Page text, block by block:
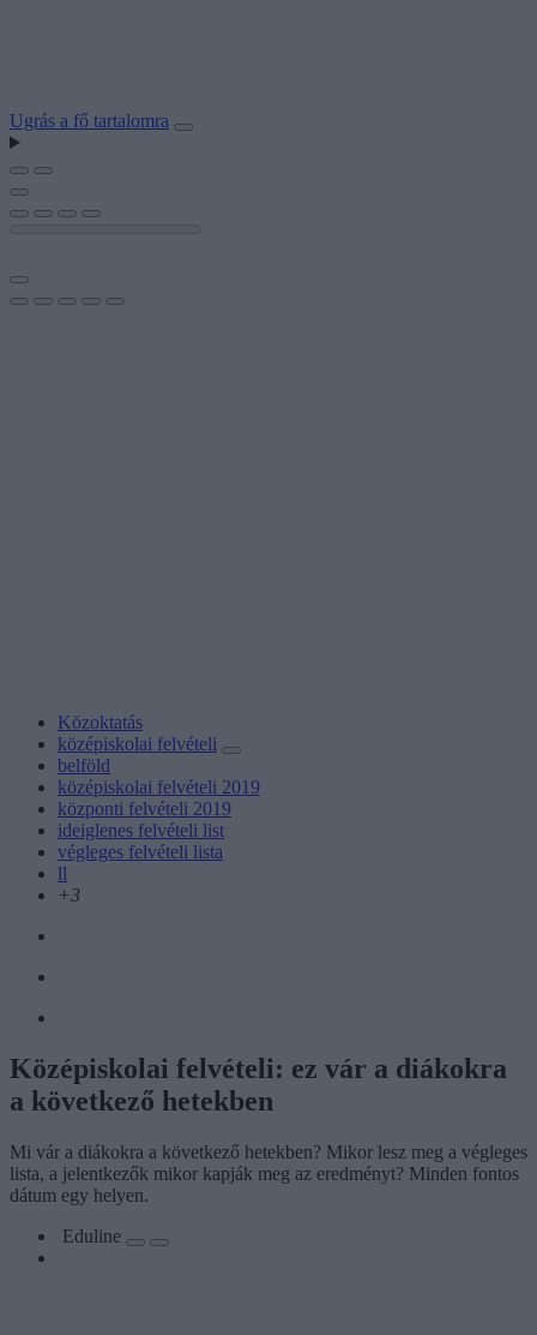
Ugrás a fő tartalomra
Közoktatás
középiskolai felvételi
belföld
középiskolai felvételi 2019
központi felvételi 2019
ideiglenes felvételi list
végleges felvételi lista
ll
+3
Középiskolai felvételi: ez vár a diákokra
a következő hetekben
Mi vár a diákokra a következő hetekben? Mikor lesz meg a végleges
lista, a jelentkezők mikor kapják meg az eredményt? Minden fontos
dátum egy helyen.
Eduline